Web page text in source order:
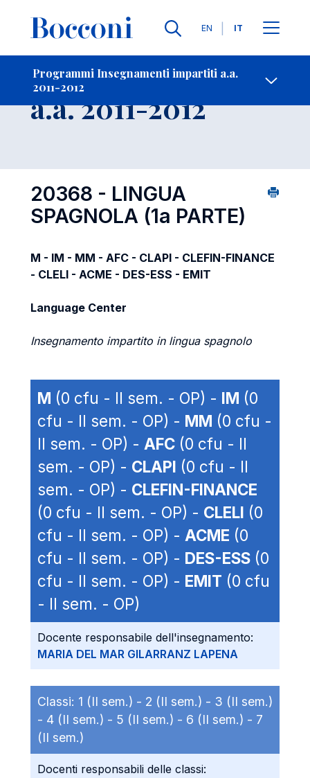
Lingue
EN IT
Programmi Insegnamenti impartiti a.a.
2011-2012
-
Insegnamento
a.a. 2011-2012
20368 - LINGUA
SPAGNOLA (1a PARTE)
M - IM - MM - AFC - CLAPI - CLEFIN-FINANCE
- CLELI - ACME - DES-ESS - EMIT
Language Center
Insegnamento impartito in lingua spagnolo
M (0 cfu - II sem. - OP) - IM (0
cfu - II sem. - OP) - MM (0 cfu -
II sem. - OP) - AFC (0 cfu - II
sem. - OP) - CLAPI (0 cfu - II
sem. - OP) - CLEFIN-FINANCE
(0 cfu - II sem. - OP) - CLELI (0
cfu - II sem. - OP) - ACME (0
cfu - II sem. - OP) - DES-ESS (0
cfu - II sem. - OP) - EMIT (0 cfu
- II sem. - OP)
Docente responsabile dell'insegnamento:
MARIA DEL MAR GILARRANZ LAPENA
Classi: 1 (II sem.) - 2 (II sem.) - 3 (II sem.)
- 4 (II sem.) - 5 (II sem.) - 6 (II sem.) - 7
(II sem.)
Docenti responsabili delle classi: